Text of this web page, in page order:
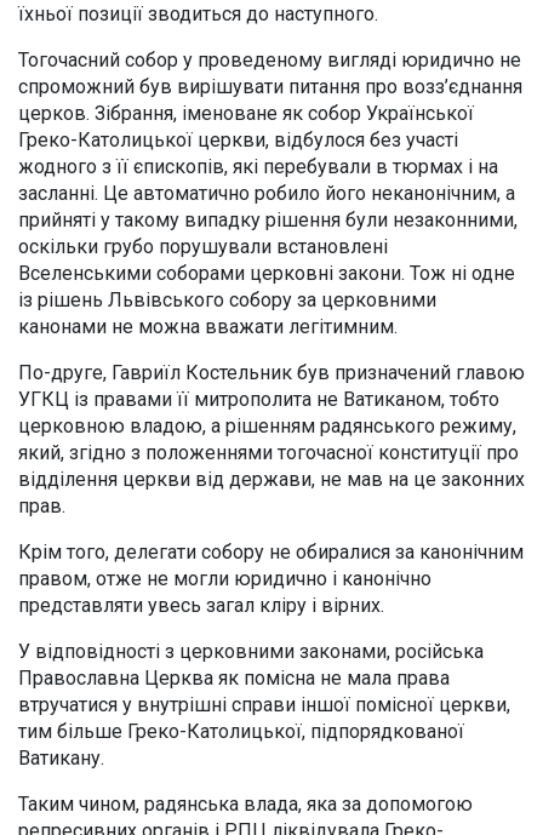
їхньої позиції зводиться до наступного.
Тогочасний собор у проведеному вигляді юридично не
спроможний був вирішувати питання про возз’єднання
церков. Зібрання, іменоване як собор Української
Греко-Католицької церкви, відбулося без участі
жодного з її єпископів, які перебували в тюрмах і на
засланні. Це автоматично робило його неканонічним, а
прийняті у такому випадку рішення були незаконними,
оскільки грубо порушували встановлені
Вселенськими соборами церковні закони. Тож ні одне
із рішень Львівського собору за церковними
канонами не можна вважати легітимним.
По-друге, Гавриїл Костельник був призначений главою
УГКЦ із правами її митрополита не Ватиканом, тобто
церковною владою, а рішенням радянського режиму,
який, згідно з положеннями тогочасної конституції про
відділення церкви від держави, не мав на це законних
прав.
Крім того, делегати собору не обиралися за канонічним
правом, отже не могли юридично і канонічно
представляти увесь загал кліру і вірних.
У відповідності з церковними законами, російська
Православна Церква як помісна не мала права
втручатися у внутрішні справи іншої помісної церкви,
тим більше Греко-Католицької, підпорядкованої
Ватикану.
Таким чином, радянська влада, яка за допомогою
репресивних органів і РПЦ ліквідувала Греко-